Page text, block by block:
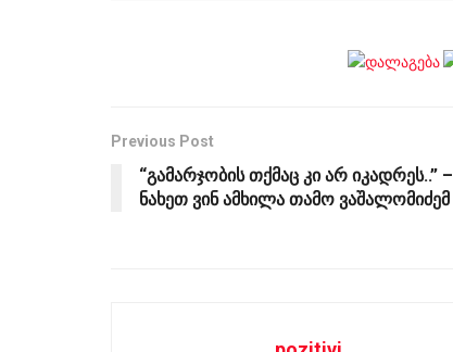
Previous Post
“გამარჯობის თქმაც კი არ იკადრეს..” –
ნახეთ ვინ ამხილა თამო ვაშალომიძემ